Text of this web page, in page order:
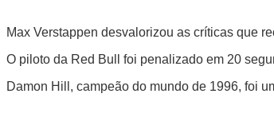
Max Verstappen desvalorizou as críticas que
O piloto da Red Bull foi penalizado em 20
Damon Hill, campeão do mundo de 1996, foi